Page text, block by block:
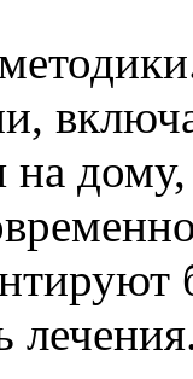
на